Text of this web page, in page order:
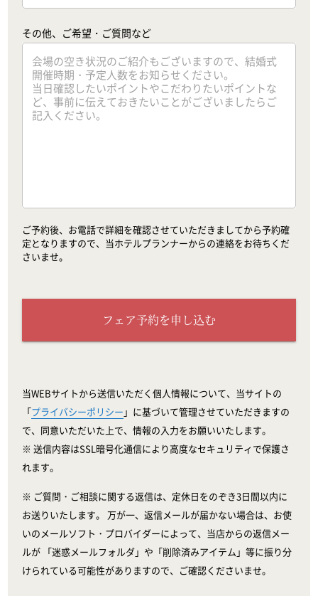
その他、ご希望・ご質問など
ご予約後、お電話で詳細を確認させていただきましてから予約確
定となりますので、当ホテルプランナーからの連絡をお待ちくだ
さいませ。
フェア予約を申し込む
当WEBサイトから送信いただく個人情報について、当サイトの
「プライバシーポリシー 」に基づいて管理させていただきますの
で、同意いただいた上で、情報の入力をお願いいたします。
※ 送信内容はSSL暗号化通信により高度なセキュリティで保護さ
れます。
※ ご質問・ご相談に関する返信は、定休日をのぞき3日間以内に
お送りいたします。 万が一、返信メールが届かない場合は、お使
いのメールソフト・プロバイダーによって、当店からの返信メー
ルが 「迷惑メールフォルダ」や「削除済みアイテム」等に振り分
けられている可能性がありますので、ご確認くださいませ。